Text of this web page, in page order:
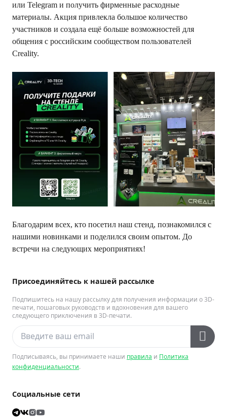
Присоединяйтесь к нашей рассылке
Подпишитесь на нашу рассылку для получения информации о 3D-
печати, пошаговых руководств и вдохновения для вашего
следующего приключения в 3D-печати.
Подписываясь, вы принимаете наши правила и Политика
конфиденциальности.
Социальные сети
или Telegram и получить фирменные расходные
материалы. Акция привлекла большое количество
участников и создала ещё больше возможностей для
общения с российским сообществом пользователей
Creality.
Благодарим всех, кто посетил наш стенд, познакомился с
нашими новинками и поделился своим опытом. До
встречи на следующих мероприятиях!